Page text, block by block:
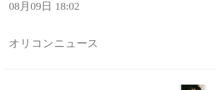
08月09日 18:02
オリコンニュース